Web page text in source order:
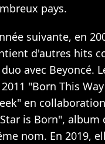
pays.
suivante, en
d'autres hits
avec Beyoncé.
"Born This
en
is Born",
nom. En 2019,